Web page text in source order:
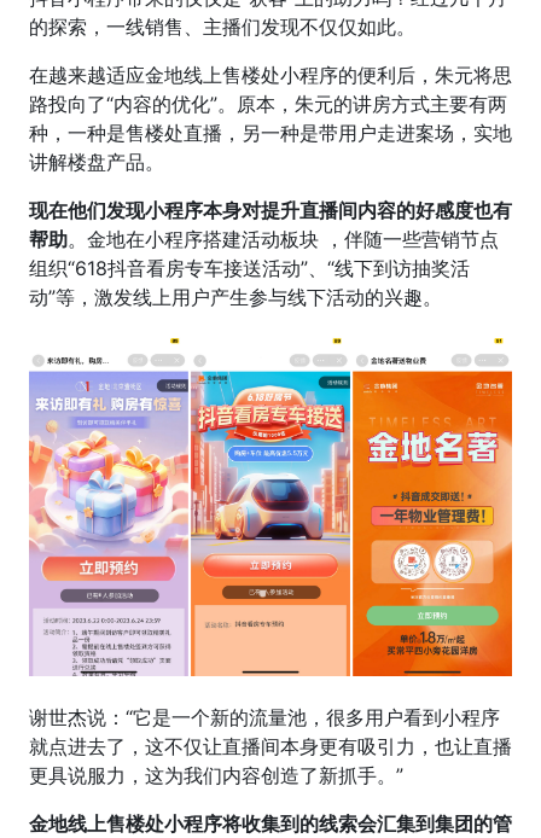
的探索，一线销售、主播们发现不仅仅如此。
在越来越适应金地线上售楼处小程序的便利后，朱元将思
路投向了“内容的优化”。原本，朱元的讲房方式主要有两
种，一种是售楼处直播，另一种是带用户走进案场，实地
讲解楼盘产品。
现在他们发现小程序本身对提升直播间内容的好感度也有
帮助。金地在小程序搭建活动板块 ，伴随一些营销节点
组织“618抖音看房专车接送活动”、“线下到访抽奖活
动”等，激发线上用户产生参与线下活动的兴趣。
谢世杰说：“它是一个新的流量池，很多用户看到小程序
就点进去了，这不仅让直播间本身更有吸引力，也让直播
更具说服力，这为我们内容创造了新抓手。”
金地线上售楼处小程序将收集到的线索会汇集到集团的管